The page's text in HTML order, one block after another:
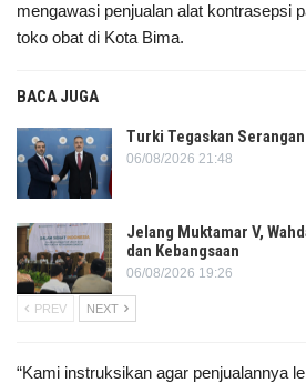
mengawasi penjualan alat kontrasepsi
toko obat di Kota Bima.
BACA JUGA
Turki Tegaskan
06/08/2026 21:48
Jelang Muktamar V,
dan Kebangsaan
06/08/2026 19:26
PREV NEXT
“Kami instruksikan agar penjualannya